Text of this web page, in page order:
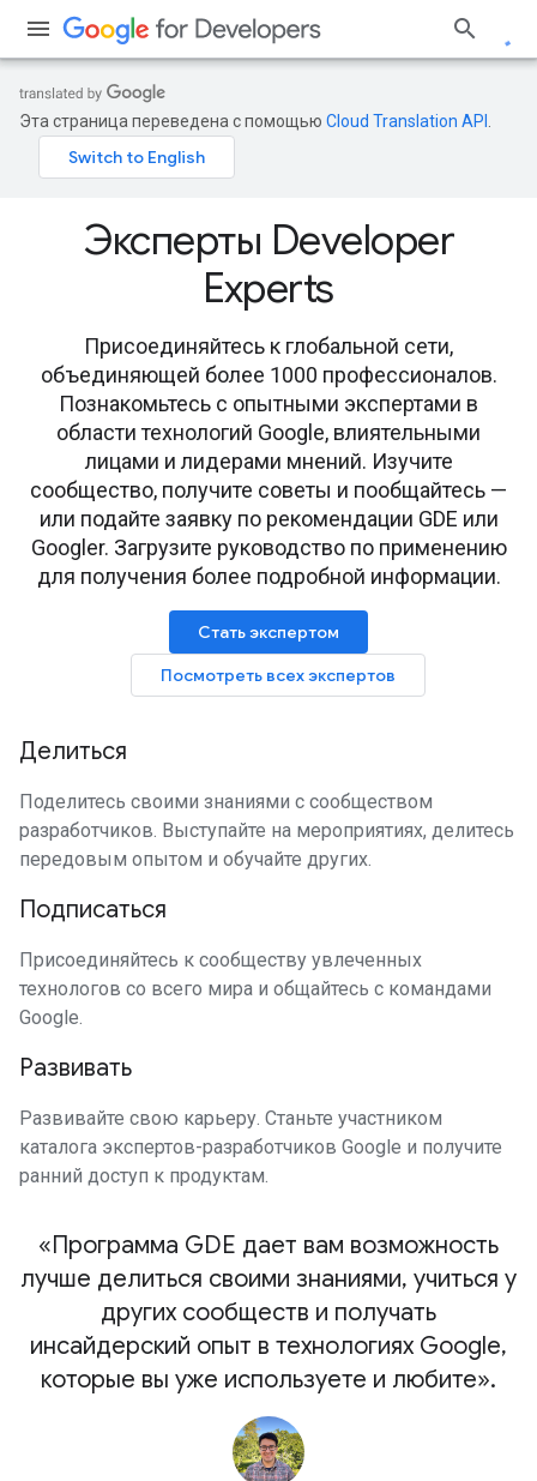
Эта страница переведена с помощью Cloud Translation API
Эксперты Developer
Experts
Присоединяйтесь к глобальной сети,
объединяющей более 1000 профессионалов.
Познакомьтесь с опытными экспертами в
области технологий Google, влиятельными
лицами и лидерами мнений. Изучите
сообщество, получите советы и пообщайтесь —
или подайте заявку по рекомендации GDE или
Googler. Загрузите руководство по применению
для получения более подробной информации.
Стать экспертом
Посмотреть всех экспертов
Делиться
Поделитесь своими знаниями с сообществом
разработчиков. Выступайте на мероприятиях, делитесь
передовым опытом и обучайте других.
Подписаться
Присоединяйтесь к сообществу увлеченных
технологов со всего мира и общайтесь с командами
Google.
Развивать
Развивайте свою карьеру. Станьте участником
каталога экспертов-разработчиков Google и получите
ранний доступ к продуктам.
«Программа GDE дает вам возможность
лучше делиться своими знаниями, учиться у
других сообществ и получать
инсайдерский опыт в технологиях Google,
которые вы уже используете и любите».